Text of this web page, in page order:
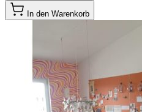
In den Warenkorb